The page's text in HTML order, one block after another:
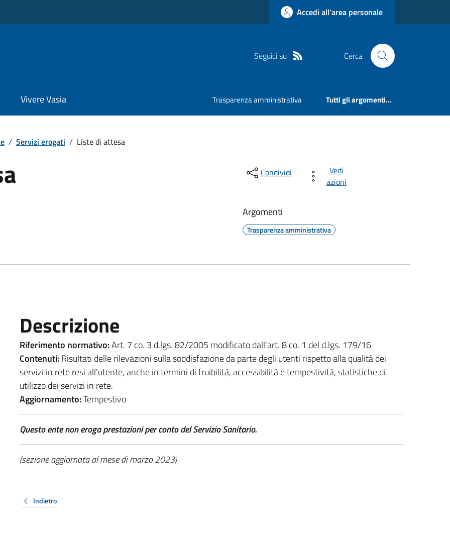
Accedi all'area personale
Seguici su Cerca
Vivere Vasia Trasparenza amministrativa Tutti gli argomenti...
/ Servizi erogati / Liste di attesa
Condividi
Vedi
azioni
Argomenti
Trasparenza amministrativa
Descrizione
Riferimento normativo:Art. 7 co. 3 d.lgs. 82/2005 modificato dall'art. 8 co. 1 del d.lgs. 179/16
Contenuti:Risultati delle rilevazioni sulla soddisfazione da parte degli utenti rispetto alla qualità dei
servizi in rete resi all'utente, anche in termini di fruibilità, accessibilità e tempestività, statistiche di
utilizzo dei servizi in rete.
Aggiornamento:Tempestivo
Questo ente non eroga prestazioni per conto del Servizio Sanitario.
(sezione aggiornata al mese di marzo 2023)
Indietro